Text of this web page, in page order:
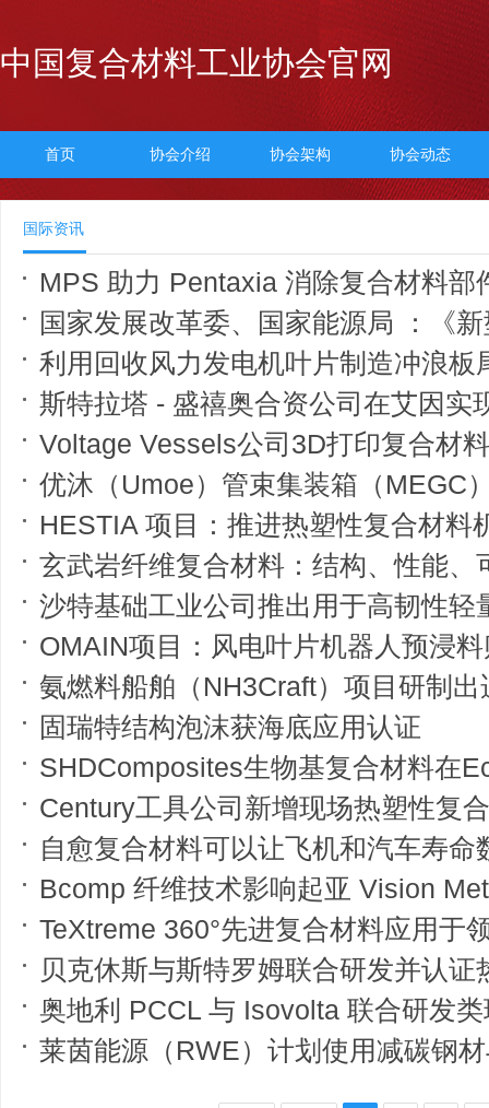
中国复合材料工业协会官网
首页 协会介绍 协会架构 协会动态
国际资讯
MPS 助力 Pentaxia 消除复合材料部件让步
国家发展改革委、国家能源局 ：《新型能
利用回收风力发电机叶片制造冲浪板
斯特拉塔 - 盛禧奥合资公司在艾因实现航
Voltage Vessels公司3D打印复合材料刚性充气艇原型，推
优沐（Umoe）管束集装箱（MEGC）与4
HESTIA 项目：推进热塑性复合材料机身
玄武岩纤维复合材料：结构、性能、
沙特基础工业公司推出用于高韧性轻量化航空
OMAIN项目：风电叶片机器人预浸
氨燃料船舶（NH3Craft）项目研制出适
固瑞特结构泡沫获海底应用认证
SHDComposites生物基复合材料在
Century工具公司新增现场热塑性复
自愈复合材料可以让飞机和汽车寿命
Bcomp 纤维技术影响起亚 Vision Meta
TeXtreme 360°先进复合材料应用于领克GT
贝克休斯与斯特罗姆联合研发并认证热塑性
奥地利 PCCL 与 Isovolta 联合研发类玻璃高分子复材 斩获 2026 施
莱茵能源（RWE）计划使用减碳钢材与可